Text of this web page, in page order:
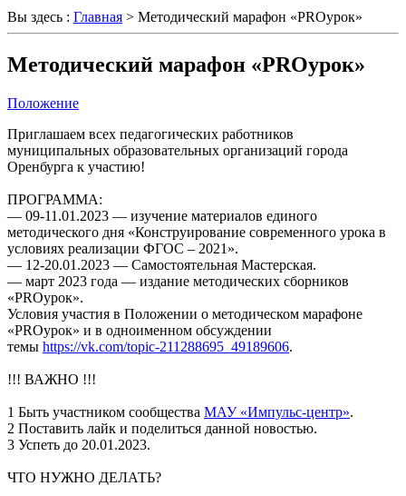
Вы здесь : Главная > Методический марафон «PROурок»
Методический марафон «PROурок»
Положение
Приглашаем всех педагогических работников
муниципальных образовательных организаций города
Оренбурга к участию!
ПРОГРАММА:
— 09-11.01.2023 — изучение материалов единого
методического дня «Конструирование современного урока в
условиях реализации ФГОС – 2021».
— 12-20.01.2023 — Самостоятельная Мастерская.
— март 2023 года — издание методических сборников
«PROурок».
Условия участия в Положении о методическом марафоне
«PROурок» и в одноименном обсуждении
темы https://vk.com/topic-211288695_49189606.
!!! ВАЖНО !!!
1 Быть участником сообщества МАУ «Импульс-центр».
2 Поставить лайк и поделиться данной новостью.
3 Успеть до 20.01.2023.
ЧТО НУЖНО ДЕЛАТЬ?